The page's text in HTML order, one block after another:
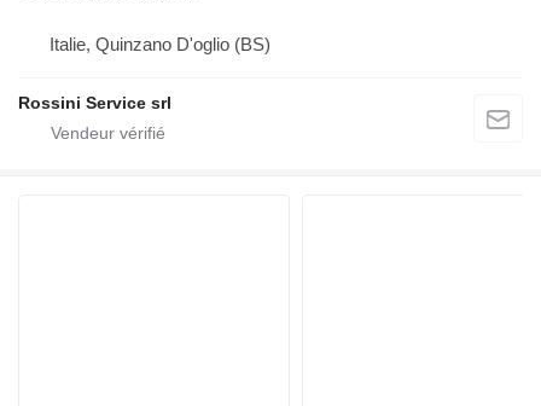
Italie, Quinzano D'oglio (BS)
Rossini Service srl